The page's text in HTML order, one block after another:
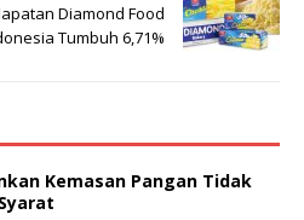
Diamond Food
Tumbuh 6,71%
Kemasan Pangan Tidak